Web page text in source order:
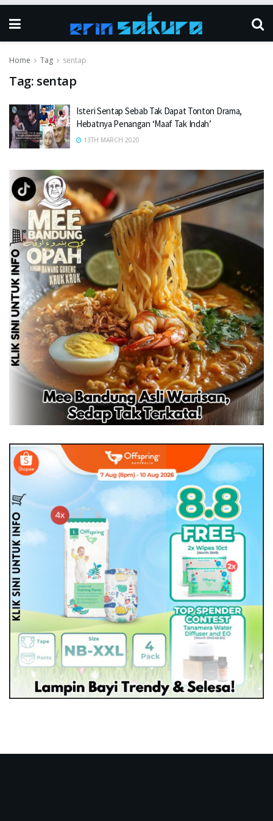
Home Tag sentap
Tag: sentap
Isteri Sentap Sebab Tak Dapat Tonton Drama,
Hebatnya Penangan ‘Maaf Tak Indah’
13TH MARCH 2020